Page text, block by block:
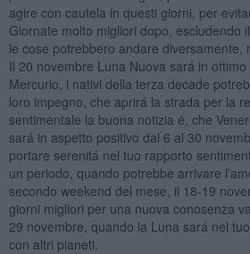
agire con cautela in questi giorni, per
Giornate molto migliori dopo, escludendo
le cose potrebbero andare diversamente,
Il 20 novembre Luna Nuova sará in
Mercurio, i nativi della terza decade
loro impegno, che aprirá la strada per la
sentimentale la buona notizia é, che
sará in aspetto positivo dal 6 al 30
portare serenitá nel tuo rapporto
un periodo, quando potrebbe arrivare
secondo weekend del mese, il 18-19
giorni migliori per una nuova conosenza
29 novembre, quando la Luna sará nel
con altri pianeti.